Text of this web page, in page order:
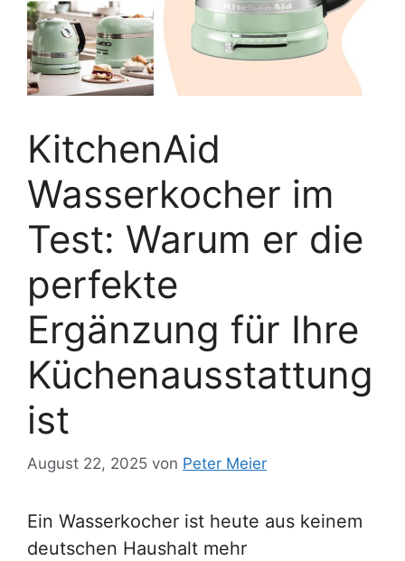
KitchenAid
Wasserkocher im
Test: Warum er die
perfekte
Ergänzung für Ihre
Küchenausstattung
ist
August 22, 2025 von Peter Meier
Ein Wasserkocher ist heute aus keinem
deutschen Haushalt mehr